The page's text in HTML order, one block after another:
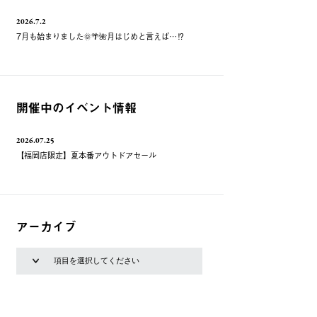
2026.7.2
7月も始まりました🌞🌴🌺月はじめと言えば…⁉️
開催中のイベント情報
2026.07.25
【福岡店限定】夏本番アウトドアセール
アーカイブ